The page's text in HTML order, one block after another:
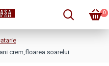
0
crem,floarea soarelui